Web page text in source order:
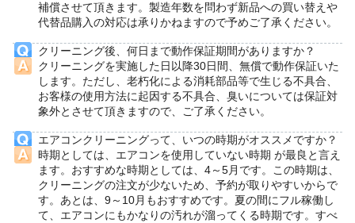
補償させて頂きます。製造年数を問わず新品への買い替えや
代替品購入の対応は承りかねますので予めご了承ください。
クリーニング後、何日まで動作保証期間がありますか？
クリーニングを実施した日以降30日間、無償で動作保証いた
します。ただし、老朽化による消耗部品等で生じる不具合、
お客様の使用方法に起因する不具合、臭いについては保証対
象外とさせて頂きますので、ご了承ください。
エアコンクリーニングって、いつの時期がオススメですか？
時期としては、エアコンを使用していない時期 が最良と言え
ます。おすすめな時期としては、4～5月です。この時期は、
クリーニングの注文が少ないため、予約が取りやすいからで
す。あとは、9～10月もおすすめです。夏の間にフル稼働し
て、エアコンにもかなりの汚れが溜ってくる時期です。すべ